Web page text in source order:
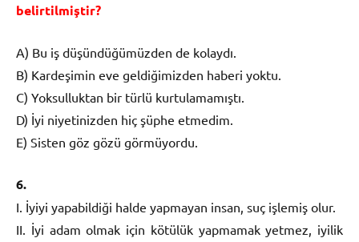
belirtilmiştir?
A) Bu iş düşündüğümüzden de kolaydı.
B) Kardeşimin eve geldiğimizden haberi yoktu.
C) Yoksulluktan bir türlü kurtulamamıştı.
D) İyi niyetinizden hiç şüphe etmedim.
E) Sisten göz gözü görmüyordu.
6.
I. İyiyi yapabildiği halde yapmayan insan, suç işlemiş olur.
II. İyi adam olmak için kötülük yapmamak yetmez, iyilik